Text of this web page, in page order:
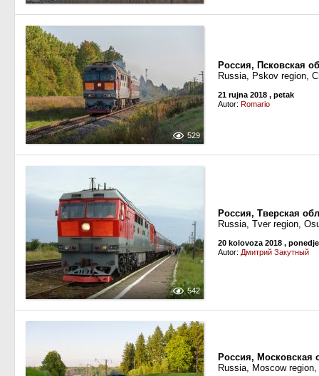
529
Россия, Псковская
Russia, Pskov region,
21 rujna 2018 , petak
Autor: Romario
542
Россия, Тверская
Russia, Tver region,
20 kolovoza 2018 ,
Autor: Дмитрий Закутный
Россия, Московская
Russia, Moscow